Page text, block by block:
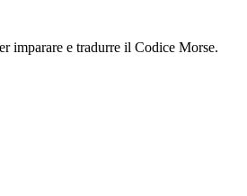
imparare e tradurre il Codice Morse.